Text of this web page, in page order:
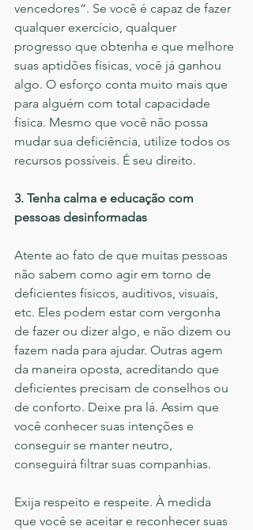
vencedores“. Se você é capaz de fazer
qualquer exercício, qualquer
progresso que obtenha e que melhore
suas aptidões físicas, você já ganhou
algo. O esforço conta muito mais que
para alguém com total capacidade
física. Mesmo que você não possa
mudar sua deficiência, utilize todos os
recursos possíveis. É seu direito.
3. Tenha calma e educação com
pessoas desinformadas
Atente ao fato de que muitas pessoas
não sabem como agir em torno de
deficientes físicos, auditivos, visuais,
etc. Eles podem estar com vergonha
de fazer ou dizer algo, e não dizem ou
fazem nada para ajudar. Outras agem
da maneira oposta, acreditando que
deficientes precisam de conselhos ou
de conforto. Deixe pra lá. Assim que
você conhecer suas intenções e
conseguir se manter neutro,
conseguirá filtrar suas companhias.
Exija respeito e respeite. À medida
que você se aceitar e reconhecer suas